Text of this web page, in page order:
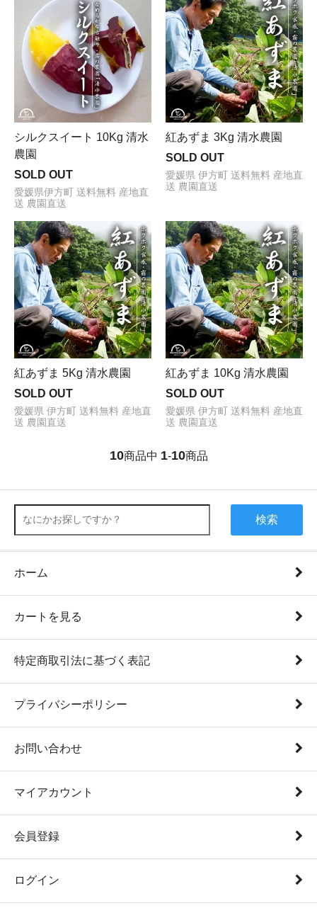
シルクスイート 10Kg 清水
農園
SOLD OUT
愛媛県伊方町 送料無料 産地直
送 農園直送
紅あずま 3Kg 清水農園
SOLD OUT
愛媛県 伊方町 送料無料 産地直
送 農園直送
紅あずま 5Kg 清水農園
SOLD OUT
愛媛県 伊方町 送料無料 産地直
送 農園直送
紅あずま 10Kg 清水農園
SOLD OUT
愛媛県 伊方町 送料無料 産地直
送 農園直送
10商品中 1-10商品
検索
ホーム
カートを見る
特定商取引法に基づく表記
プライバシーポリシー
お問い合わせ
マイアカウント
会員登録
ログイン